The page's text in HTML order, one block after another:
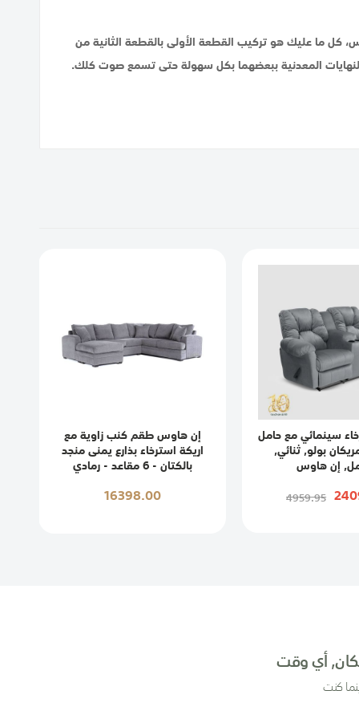
كل ما عليك هو تركيب القطعة الأولى بالقطعة الثانية من
النهايات المعدنية ببعضهما بكل سهولة حتى تسمع صوت كلك.
سينمائي مع حامل
بولو, ثنائي,
إن هاوس
4959.95
إن هاوس طقم كنب زاوية مع
اريكة استرخاء بذارع يمنى منجد
بالكتان - 6 مقاعد - رمادي
16398.00
أي وقت
كنت